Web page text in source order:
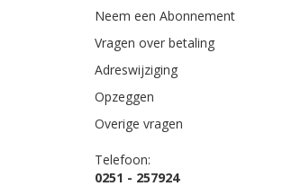
Neem een Abonnement
Vragen over betaling
Adreswijziging
Opzeggen
Overige vragen
Telefoon:
0251 - 257924